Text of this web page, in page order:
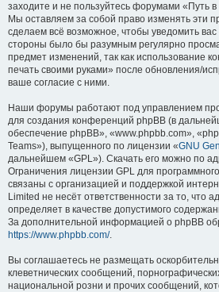
заходите и не пользуйтесь форумами «Путь
Мы оставляем за собой право изменять эти
сделаем всё возможное, чтобы уведомить
стороны было бы разумным регулярно
предмет изменений, так как использование
печать своими руками» после обновления/
ваше согласие с ними.
Наши форумы работают под управлением
для создания конференций phpBB (в
обеспечение phpBB», «www.phpbb.com»,
Teams»), выпущенного по лицензии «GNU
дальнейшем «GPL»). Скачать его можно по
Ограничения лицензии GPL для
связаны с организацией и поддержкой
Limited не несёт ответственности за то, что
определяет в качестве допустимого
За дополнительной информацией о phpBB
https://www.phpbb.com/.
Вы соглашаетесь не размещать
клеветнических сообщений,
национальной розни и прочих сообщений,